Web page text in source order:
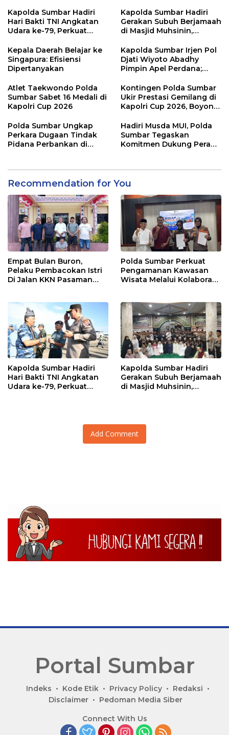
Personel Sat Reskrim Res
Pasbar Di Provinsi
Sumatera Utara
Kapolda Sumbar Hadiri
Hari Bakti TNI Angkatan
Udara ke-79, Perkuat
Kapolda Sumbar Hadiri
Gerakan Subuh Berjamaah
di Masjid Muhsinin,
“Ngopi Subuh”
Kepala Daerah Belajar ke
Singapura: Efisiensi
Dipertanyakan
Kapolda Sumbar Irjen Pol
Djati Wiyoto Abadhy
Pimpin Apel Perdana;
dengan Humanis
Atlet Taekwondo Polda
Sumbar Sabet 16 Medali di
Kapolri Cup 2026
Kontingen Polda Sumbar
Ukir Prestasi Gemilang di
Kapolri Cup 2026, Boyong
Polda Sumbar Ungkap
Perkara Dugaan Tindak
Pidana Perbankan di
3 Orang Ditetapkan
Tersangka
Hadiri Musda MUI, Polda
Sumbar Tegaskan
Komitmen Dukung Peran
Recommendation for You
Empat Bulan Buron,
Pelaku Pembacokan Istri
Di Jalan KKN Pasaman
Pasbar Di Provinsi
Sumatera Utara
Polda Sumbar Perkuat
Pengamanan Kawasan
Wisata Melalui Kolaborasi
Kapolda Sumbar Hadiri
Hari Bakti TNI Angkatan
Udara ke-79, Perkuat
Kapolda Sumbar Hadiri
Gerakan Subuh Berjamaah
di Masjid Muhsinin,
Add Comment
Portal Sumbar
Indeks Kode Etik Privacy Policy
Redaksi
Disclaimer
Pedoman Media Siber
Connect With Us